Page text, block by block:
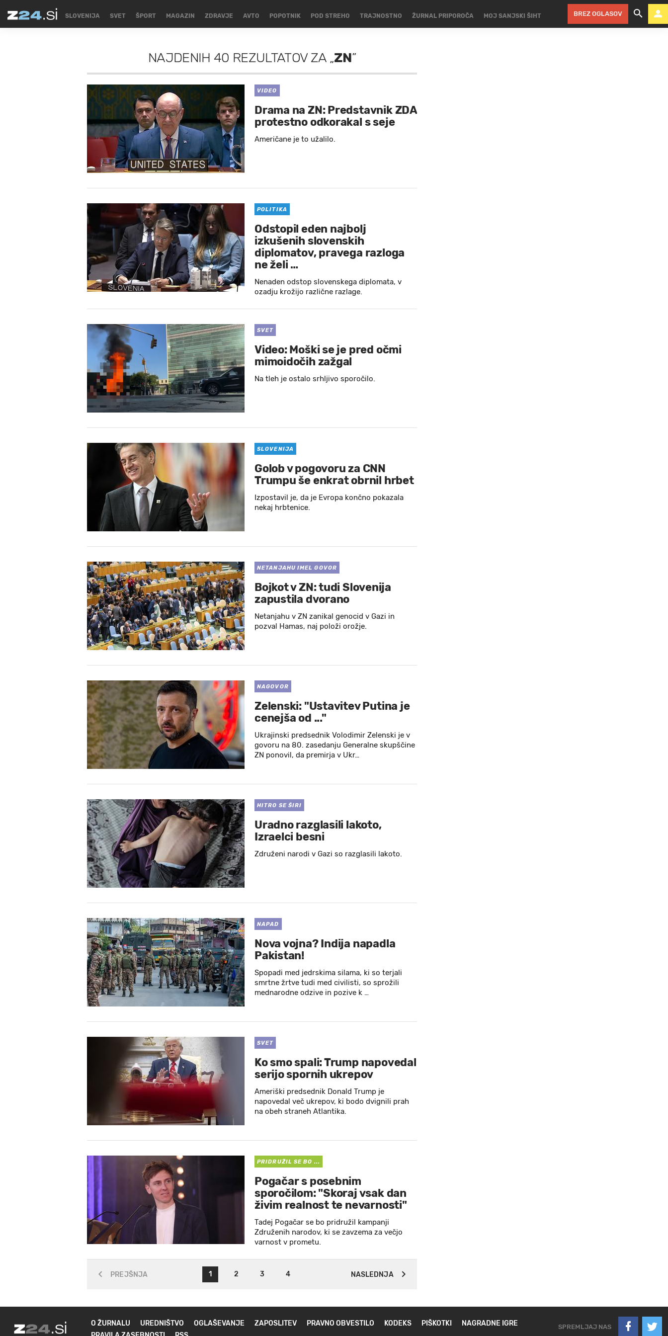
SLOVENIJA SVET ŠPORT MAGAZIN ZDRAVJE AVTO POPOTNIK POD STREHO TRAJNOSTNO ŽURNAL PRIPOROČA MOJ SANJSKI ŠIHT BREZ OGLASOV
NAJDENIH 40 REZULTATOVZA„ZN”
VIDEO
Drama na ZN: Predstavnik ZDA
protestno odkorakal s seje
Američane je to užalilo.
POLITIKA
Odstopil eden najbolj
izkušenih slovenskih
diplomatov, pravega razloga
ne želi …
Nenaden odstop slovenskega diplomata, v
ozadju krožijo različne razlage.
SVET
Video: Moški se je pred očmi
mimoidočih zažgal
Na tleh je ostalo srhljivo sporočilo.
SLOVENIJA
Golob v pogovoru za CNN
Trumpu še enkrat obrnil hrbet
Izpostavil je, da je Evropa končno pokazala
nekaj hrbtenice.
NETANJAHU IMEL GOVOR
Bojkot v ZN: tudi Slovenija
zapustila dvorano
Netanjahu v ZN zanikal genocid v Gazi in
pozval Hamas, naj položi orožje.
NAGOVOR
Zelenski: "Ustavitev Putina je
cenejša od ..."
Ukrajinski predsednik Volodimir Zelenski je v
govoru na 80. zasedanju Generalne skupščine
ZN ponovil, da premirja v Ukr…
HITRO SE ŠIRI
Uradno razglasili lakoto,
Izraelci besni
Združeni narodi v Gazi so razglasili lakoto.
NAPAD
Nova vojna? Indija napadla
Pakistan!
Spopadi med jedrskima silama, ki so terjali
smrtne žrtve tudi med civilisti, so sprožili
mednarodne odzive in pozive k …
SVET
Ko smo spali: Trump napovedal
serijo spornih ukrepov
Ameriški predsednik Donald Trump je
napovedal več ukrepov, ki bodo dvignili prah
na obeh straneh Atlantika.
PRIDRUŽIL SE BO ...
Pogačar s posebnim
sporočilom: "Skoraj vsak dan
živim realnost te nevarnosti"
Tadej Pogačar se bo pridružil kampanji
Združenih narodov, ki se zavzema za večjo
varnost v prometu.
PREJŠNJA 1 2 3 4 NASLEDNJA
O ŽURNALU UREDNIŠTVO OGLAŠEVANJE ZAPOSLITEV PRAVNO OBVESTILO KODEKS PIŠKOTKI
NAGRADNE IGRE
SPREMLJAJ NAS